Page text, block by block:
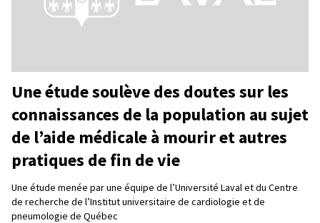
Une étude soulève des doutes sur les
connaissances de la population au sujet
de l’aide médicale à mourir et autres
pratiques de fin de vie
Une étude menée par une équipe de l’Université Laval et du Centre
de recherche de l’Institut universitaire de cardiologie et de
pneumologie de Québec